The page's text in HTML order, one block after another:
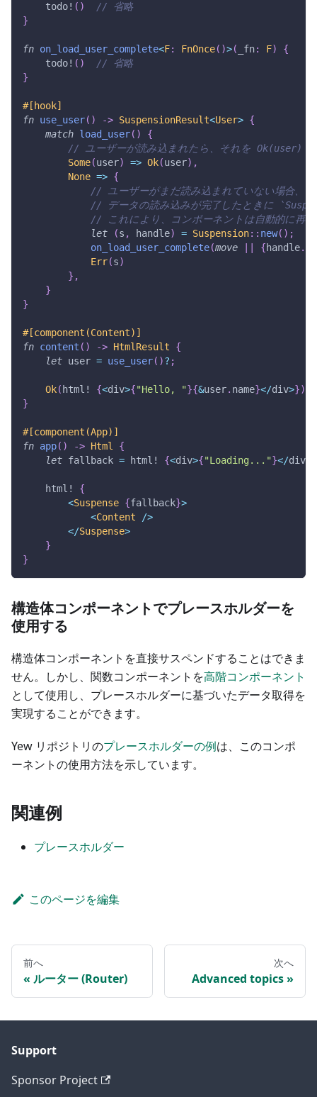
todo! ( )
// 省略
}
fn on_load_user_complete<F: FnOnce( )>( _fn: F)
{
todo! ( )
// 省略
}
#[hook]
fn use_user( ) -> SuspensionResult<User> {
match load_user( )
{
// ユーザーが読み込まれたら、それを Ok(user)
Some(user) => Ok(user) ,
None => {
// ユーザーがまだ読み込まれていない場合、
// データの読み込みが完了したときに
// これにより、コンポーネントは自動的に再
let
(s , handle) = Suspension:: new( ) ;
on_load_user_complete(move {handle.
Err(s)
} ,
}
}
#[component(Content)]
fn content ( ) -> HtmlResult
{
let user = use_user( )? ;
Ok( html! {<div>{"Hello, "}{&user. name}</div>})
}
#[component(App)]
fn app( ) -> Html
{
let fallback = html! {<div>{"Loading..."}</div
html!
{
<Suspense {fallback}>
<Content />
</Suspense>
}
}
構造体コンポーネントでプレースホルダーを
使用する
構造体コンポーネントを直接サスペンドすることはできま
せん。しかし、関数コンポーネントを高階コンポーネント
として使用し、プレースホルダーに基づいたデータ取得を
実現することができます。
Yew リポジトリのプレースホルダーの例は、このコンポ
ーネントの使用方法を示しています。
関連例
プレースホルダー
このページを編集
前へ
ルーター (Router)
次へ
Advanced topics
Support
Sponsor Project